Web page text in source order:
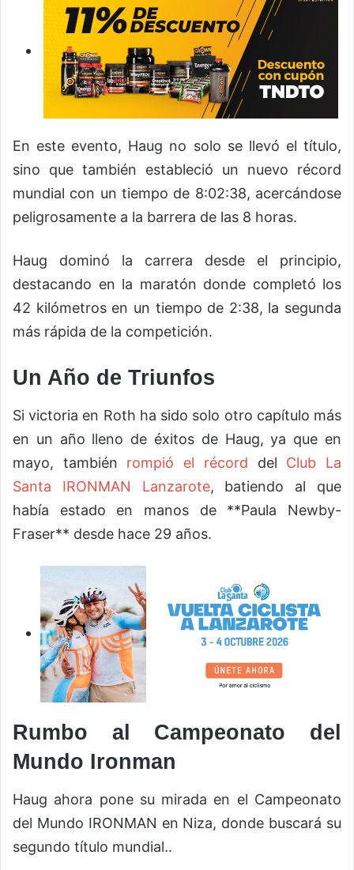
En este evento, Haug no solo se llevó el título,
sino que también estableció un nuevo récord
mundial con un tiempo de 8:02:38, acercándose
peligrosamente a la barrera de las 8 horas.
Haug dominó la carrera desde el principio,
destacando en la maratón donde completó los
42 kilómetros en un tiempo de 2:38, la segunda
más rápida de la competición.
Un Año de Triunfos
Si victoria en Roth ha sido solo otro capítulo más
en un año lleno de éxitos de Haug, ya que en
mayo, también rompió el récord del Club La
Santa IRONMAN Lanzarote, batiendo al que
había estado en manos de **Paula Newby-
Fraser** desde hace 29 años.
Rumbo al Campeonato del
Mundo Ironman
Haug ahora pone su mirada en el Campeonato
del Mundo IRONMAN en Niza, donde buscará su
segundo título mundial..